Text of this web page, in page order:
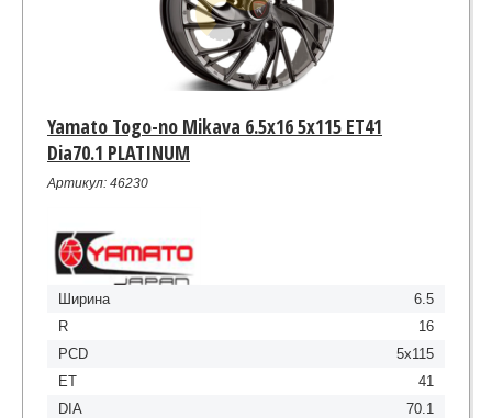
Yamato Togo-no Mikava 6.5x16 5x115 ET41
Dia70.1 PLATINUM
Артикул: 46230
Ширина
6.5
R
16
PCD
5x115
ET
41
DIA
70.1